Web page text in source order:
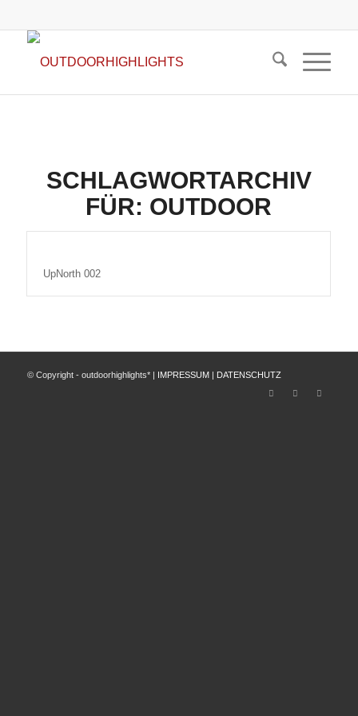
SCHLAGWORTARCHIV
FÜR: OUTDOOR
UpNorth 002
© Copyright - outdoorhighlights* | IMPRESSUM| DATENSCHUTZ